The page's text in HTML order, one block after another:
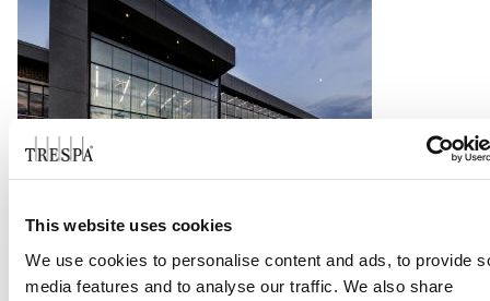
This website uses cookies
We use cookies to personalise content and ads, to provide
media features and to analyse our traffic. We also share
West Chicago High School
Lee mas